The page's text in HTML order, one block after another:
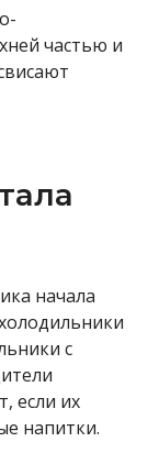
частью и
начала
с
если их
напитки.